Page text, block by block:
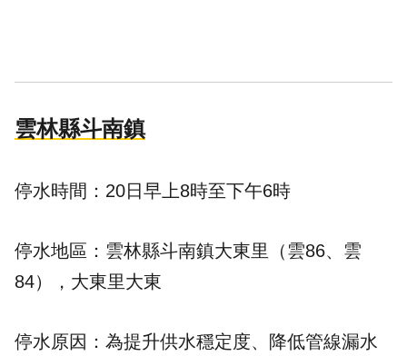
雲林縣斗南鎮
停水時間：20日早上8時至下午6時
停水地區：雲林縣斗南鎮大東里（雲86、雲
84），大東里大東
停水原因：為提升供水穩定度、降低管線漏水